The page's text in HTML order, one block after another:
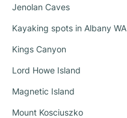
Jenolan Caves
Kayaking spots in Albany WA
Kings Canyon
Lord Howe Island
Magnetic Island
Mount Kosciuszko